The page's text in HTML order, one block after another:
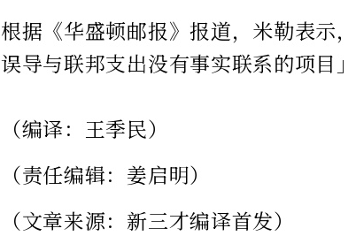
根据《华盛顿邮报》报道，米勒表示
误导与联邦支出没有事实联系的项目」
（编译：王季民）
（责任编辑：姜启明）
（文章来源：新三才编译首发）